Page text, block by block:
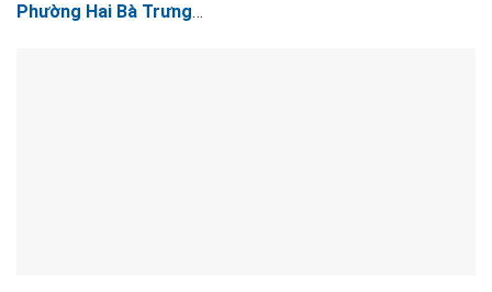
Phường Hai Bà Trưng…